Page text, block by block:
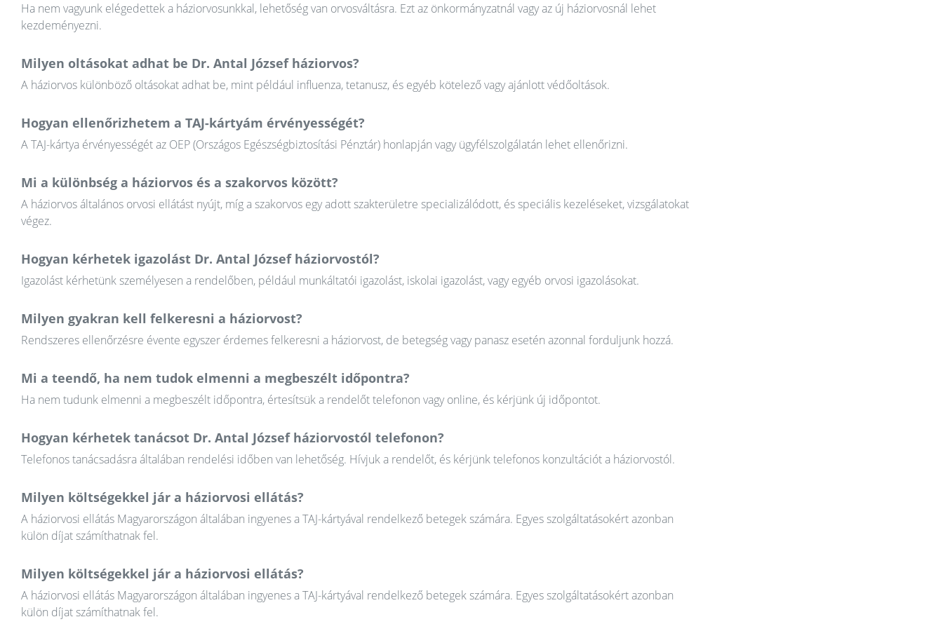
Ha nem vagyunk elégedettek a háziorvosunkkal, lehetőség van orvosváltásra. Ezt az önkormányzatnál vagy az új háziorvosnál lehet
kezdeményezni.
Milyen oltásokat adhat be Dr. Antal József háziorvos?
A háziorvos különböző oltásokat adhat be, mint például influenza, tetanusz, és egyéb kötelező vagy ajánlott védőoltások.
Hogyan ellenőrizhetem a TAJ-kártyám érvényességét?
A TAJ-kártya érvényességét az OEP (Országos Egészségbiztosítási Pénztár) honlapján vagy ügyfélszolgálatán lehet ellenőrizni.
Mi a különbség a háziorvos és a szakorvos között?
A háziorvos általános orvosi ellátást nyújt, míg a szakorvos egy adott szakterületre specializálódott, és speciális kezeléseket, vizsgálatokat
végez.
Hogyan kérhetek igazolást Dr. Antal József háziorvostól?
Igazolást kérhetünk személyesen a rendelőben, például munkáltatói igazolást, iskolai igazolást, vagy egyéb orvosi igazolásokat.
Milyen gyakran kell felkeresni a háziorvost?
Rendszeres ellenőrzésre évente egyszer érdemes felkeresni a háziorvost, de betegség vagy panasz esetén azonnal forduljunk hozzá.
Mi a teendő, ha nem tudok elmenni a megbeszélt időpontra?
Ha nem tudunk elmenni a megbeszélt időpontra, értesítsük a rendelőt telefonon vagy online, és kérjünk új időpontot.
Hogyan kérhetek tanácsot Dr. Antal József háziorvostól telefonon?
Telefonos tanácsadásra általában rendelési időben van lehetőség. Hívjuk a rendelőt, és kérjünk telefonos konzultációt a háziorvostól.
Milyen költségekkel jár a háziorvosi ellátás?
A háziorvosi ellátás Magyarországon általában ingyenes a TAJ-kártyával rendelkező betegek számára. Egyes szolgáltatásokért azonban
külön díjat számíthatnak fel.
Milyen költségekkel jár a háziorvosi ellátás?
A háziorvosi ellátás Magyarországon általában ingyenes a TAJ-kártyával rendelkező betegek számára. Egyes szolgáltatásokért azonban
külön díjat számíthatnak fel.